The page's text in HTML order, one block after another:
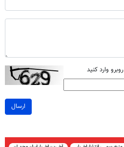
وارد کنید
ارسال